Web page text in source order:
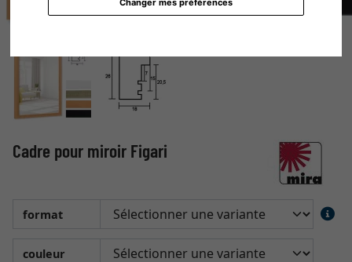
Cadre pour miroir Figari
format
couleur